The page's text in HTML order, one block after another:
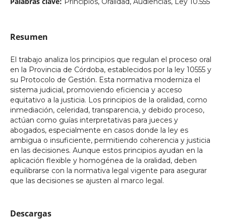
Resumen
El trabajo analiza los principios que regulan el proceso oral
en la Provincia de Córdoba, establecidos por la ley 10555 y
su Protocolo de Gestión. Esta normativa moderniza el
sistema judicial, promoviendo eficiencia y acceso
equitativo a la justicia. Los principios de la oralidad, como
inmediación, celeridad, transparencia, y debido proceso,
actúan como guías interpretativas para jueces y
abogados, especialmente en casos donde la ley es
ambigua o insuficiente, permitiendo coherencia y justicia
en las decisiones. Aunque estos principios ayudan en la
aplicación flexible y homogénea de la oralidad, deben
equilibrarse con la normativa legal vigente para asegurar
que las decisiones se ajusten al marco legal.
Descargas